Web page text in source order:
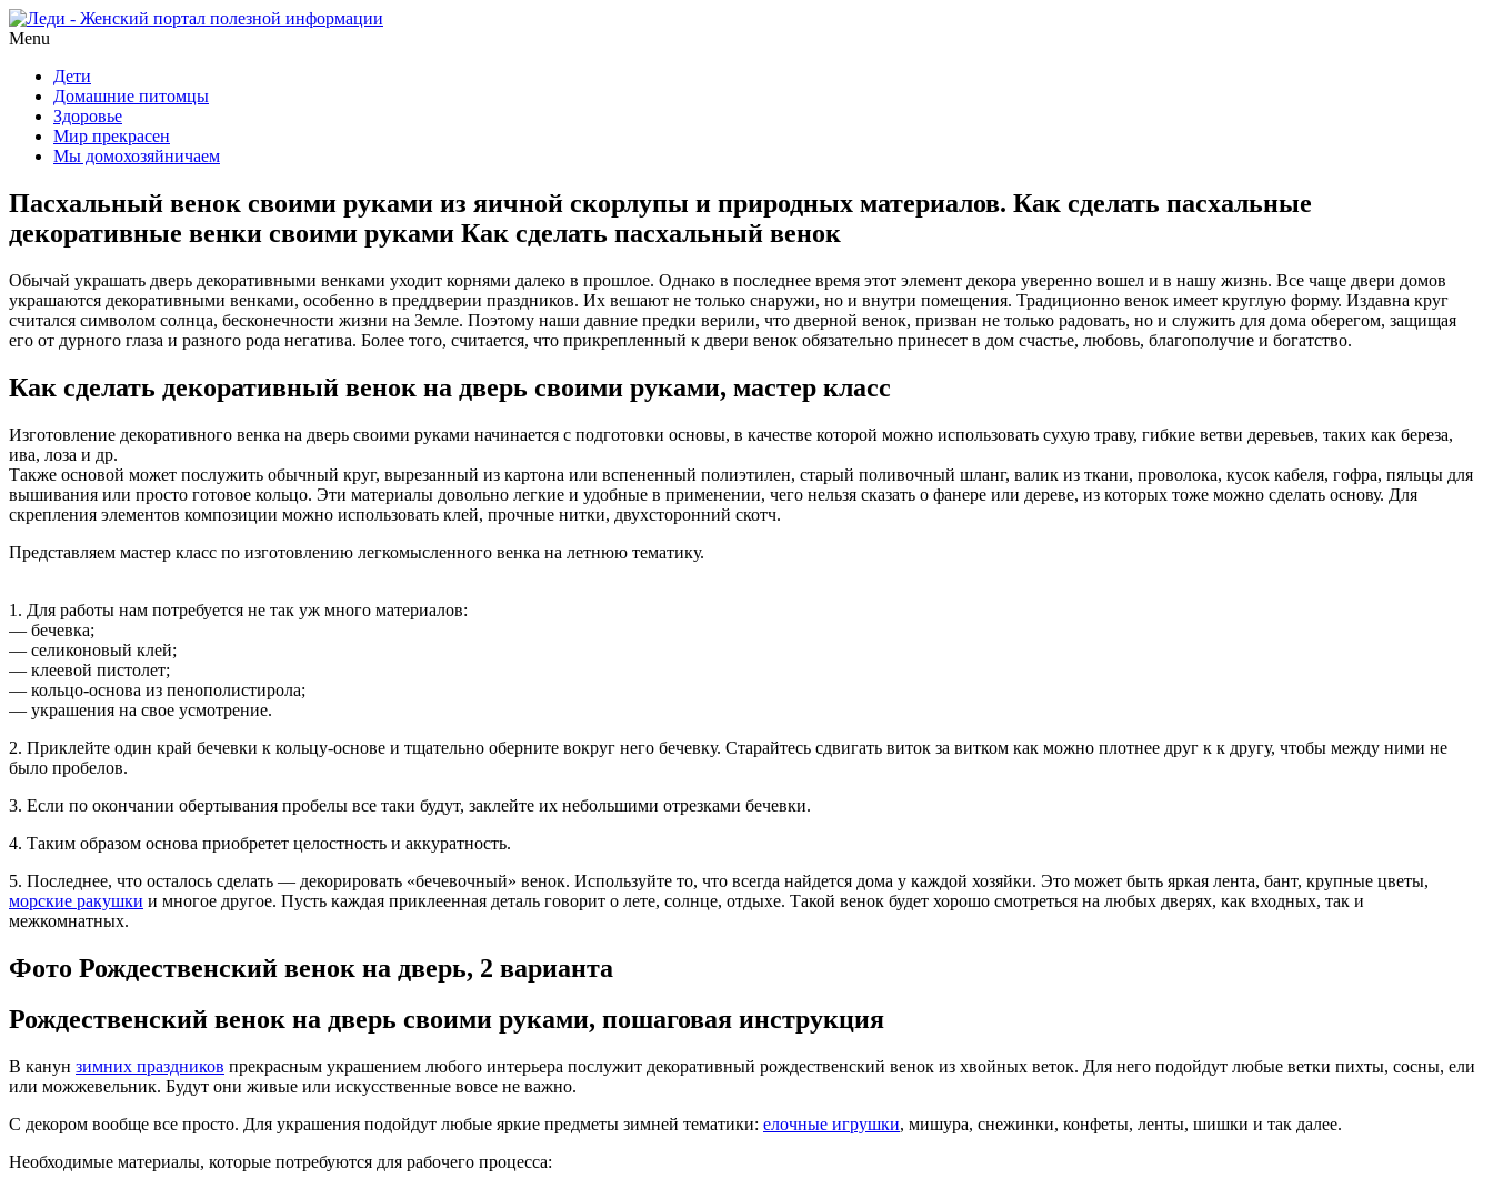
Menu
Дети
Домашние питомцы
Здоровье
Мир прекрасен
Мы домохозяйничаем
Пасхальный венок своими руками из яичной скорлупы и природных материалов. Как сделать пасхальные
декоративные венки своими руками Как сделать пасхальный венок
Обычай украшать дверь декоративными венками уходит корнями далеко в прошлое. Однако в последнее время этот элемент декора уверенно вошел и в нашу жизнь. Все чаще двери домов
украшаются декоративными венками, особенно в преддверии праздников. Их вешают не только снаружи, но и внутри помещения. Традиционно венок имеет круглую форму. Издавна круг
считался символом солнца, бесконечности жизни на Земле. Поэтому наши давние предки верили, что дверной венок, призван не только радовать, но и служить для дома оберегом, защищая
его от дурного глаза и разного рода негатива. Более того, считается, что прикрепленный к двери венок обязательно принесет в дом счастье, любовь, благополучие и богатство.
Как сделать декоративный венок на дверь своими руками, мастер класс
Изготовление декоративного венка на дверь своими руками начинается с подготовки основы, в качестве которой можно использовать сухую траву, гибкие ветви деревьев, таких как береза,
ива, лоза и др.
Также основой может послужить обычный круг, вырезанный из картона или вспененный полиэтилен, старый поливочный шланг, валик из ткани, проволока, кусок кабеля, гофра, пяльцы для
вышивания или просто готовое кольцо. Эти материалы довольно легкие и удобные в применении, чего нельзя сказать о фанере или дереве, из которых тоже можно сделать основу. Для
скрепления элементов композиции можно использовать клей, прочные нитки, двухсторонний скотч.
Представляем мастер класс по изготовлению легкомысленного венка на летнюю тематику.
1. Для работы нам потребуется не так уж много материалов:
— бечевка;
— селиконовый клей;
— клеевой пистолет;
— кольцо-основа из пенополистирола;
— украшения на свое усмотрение.
2. Приклейте один край бечевки к кольцу-основе и тщательно оберните вокруг него бечевку. Старайтесь сдвигать виток за витком как можно плотнее друг к к другу, чтобы между ними не
было пробелов.
3. Если по окончании обертывания пробелы все таки будут, заклейте их небольшими отрезками бечевки.
4. Таким образом основа приобретет целостность и аккуратность.
5. Последнее, что осталось сделать — декорировать «бечевочный» венок. Используйте то, что всегда найдется дома у каждой хозяйки. Это может быть яркая лента, бант, крупные цветы,
морские ракушки и многое другое. Пусть каждая приклеенная деталь говорит о лете, солнце, отдыхе. Такой венок будет хорошо смотреться на любых дверях, как входных, так и
межкомнатных.
Фото Рождественский венок на дверь, 2 варианта
Рождественский венок на дверь своими руками, пошаговая инструкция
В канун зимних праздников прекрасным украшением любого интерьера послужит декоративный рождественский венок из хвойных веток. Для него подойдут любые ветки пихты, сосны, ели
или можжевельник. Будут они живые или искусственные вовсе не важно.
С декором вообще все просто. Для украшения подойдут любые яркие предметы зимней тематики: елочные игрушки, мишура, снежинки, конфеты, ленты, шишки и так далее.
Необходимые материалы, которые потребуются для рабочего процесса: